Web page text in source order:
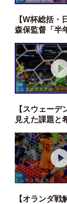
【W杯総括・
森保監督「半
【スウェーデ
見えた課題と
【オランダ戦